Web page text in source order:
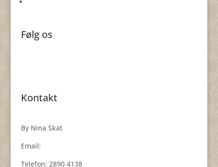
Følg os
Kontakt
By Nina Skat
Email:
Telefon: 2890 4138